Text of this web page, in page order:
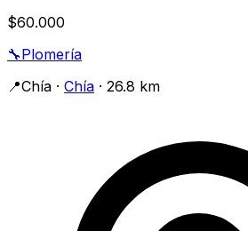
$60.000
🔧Plomería
📍Chía · Chía · 26.8 km